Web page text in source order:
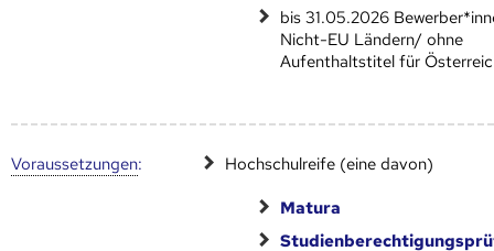
bis 31.05.2026
Nicht-EU Ländern/ ohne
Aufenthaltstitel für
Voraus­setzungen: Hochschulreife (eine davon)
Matura